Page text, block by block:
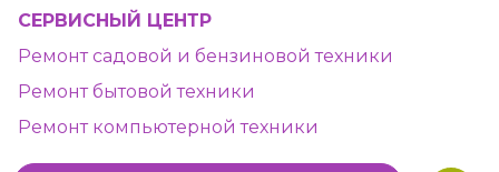
СЕРВИСНЫЙ ЦЕНТР
Ремонт садовой и бензиновой техники
Ремонт бытовой техники
Ремонт компьютерной техники